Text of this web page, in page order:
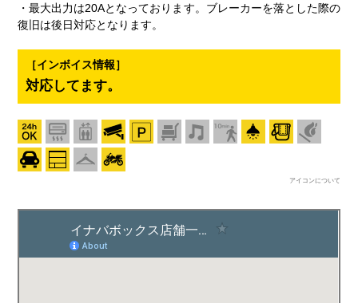
・最大出力は20Aとなっております。ブレーカーを落とした際の
復旧は後日対応となります。
［インボイス情報］
対応してます。
アイコンについて